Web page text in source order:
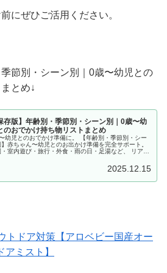
にぜひご活用ください。
節別・シーン別｜0歳〜幼児との
とめ↓
存版】年齢別・季節別・シーン別｜0歳〜幼
のおでかけ持ち物リストまとめ
幼児とのおでかけ準備に。 【年齢別・季節別・シー
】赤ちゃん〜幼児とのお出かけ準備を完全サポート。
・室内遊び・旅行・外食・雨の日・足湯など、 リアル
2025.12.15
トドア対策【アロベビー国産オー
ミスト】